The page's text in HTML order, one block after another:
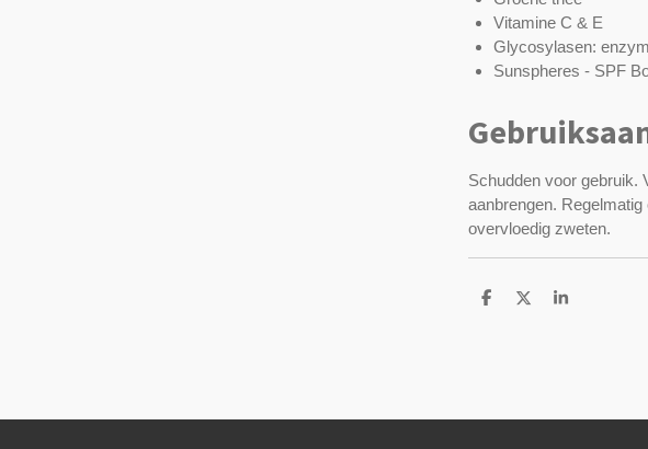
Vitamine C & E
Glycosylasen:
Sunspheres - SPF
Schudden voor gebruik.
aanbrengen.
overvloedig zweten.
D
D
S